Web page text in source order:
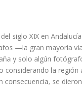
siglo XIX en
—la gran mayoría
y solo algún
la región
consecuencia, se